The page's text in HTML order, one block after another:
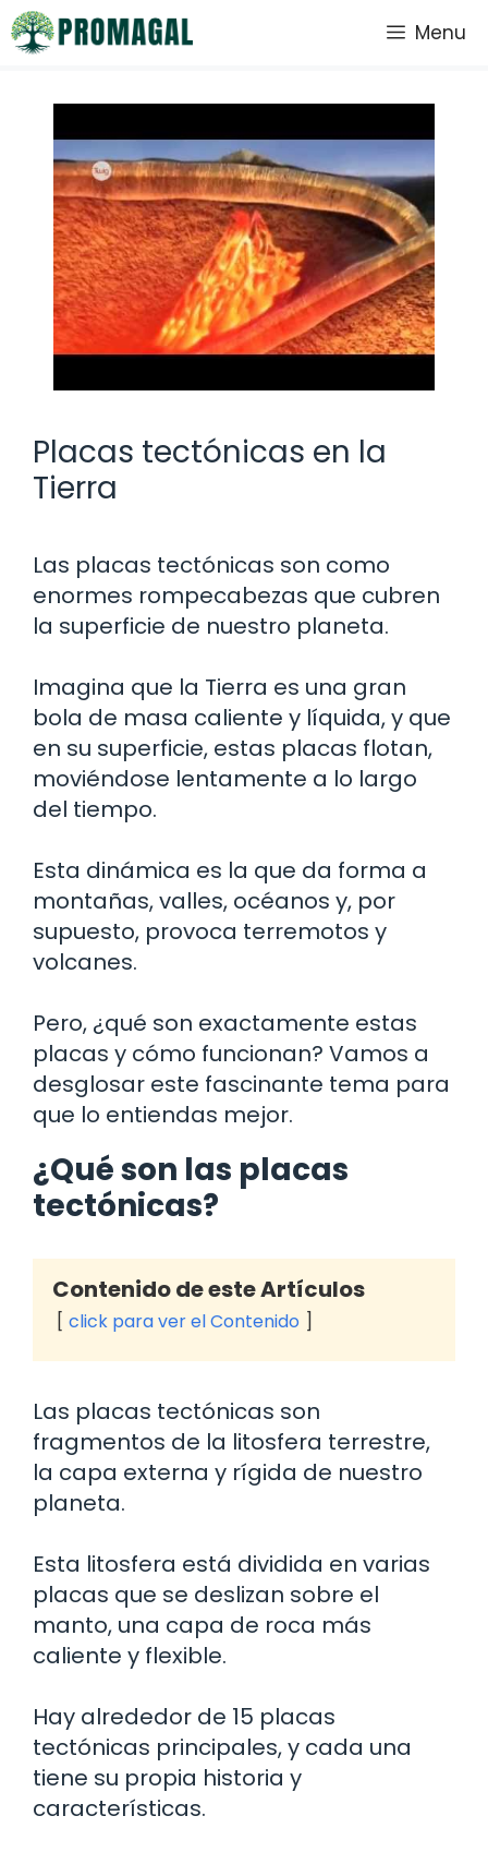
Saltar
al
Menu
Placas tectónicas en la
Tierra
Las placas tectónicas son como
enormes rompecabezas que cubren
la superficie de nuestro planeta.
Imagina que la Tierra es una gran
bola de masa caliente y líquida, y que
en su superficie, estas placas flotan,
moviéndose lentamente a lo largo
del tiempo.
Esta dinámica es la que da forma a
montañas, valles, océanos y, por
supuesto, provoca terremotos y
volcanes.
Pero, ¿qué son exactamente estas
placas y cómo funcionan? Vamos a
desglosar este fascinante tema para
que lo entiendas mejor.
¿Qué son las placas
tectónicas?
Contenido de este Artículos
click para ver el Contenido
Las placas tectónicas son
fragmentos de la litosfera terrestre,
la capa externa y rígida de nuestro
planeta.
Esta litosfera está dividida en varias
placas que se deslizan sobre el
manto, una capa de roca más
caliente y flexible.
Hay alrededor de 15 placas
tectónicas principales, y cada una
tiene su propia historia y
características.